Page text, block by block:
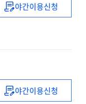
책쓰기교육
야간이용신청
(2022년)
야간이용신청